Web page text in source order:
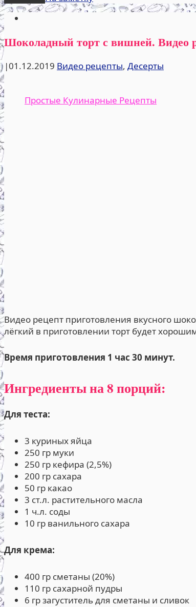
Простые Кулинарные Рецепты
Шоколадный торт с вишней. Видео
|01.12.2019 Видео рецепты, Десерты
Видео рецепт приготовления вкусного
лёгкий в приготовлении торт будет
Время приготовления 1 час 30 минут.
Ингредиенты на 8 порций:
Для теста:
3 куриных яйца
250 гр муки
250 гр кефира (2,5%)
200 гр сахара
50 гр какао
3 ст.л. растительного масла
1 ч.л. соды
10 гр ванильного сахара
Для крема:
400 гр сметаны (20%)
110 гр сахарной пудры
6 гр загуститель для сметаны и сливок